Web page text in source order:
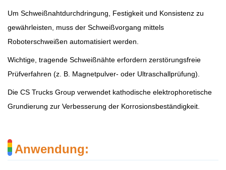
Um Schweißnahtdurchdringung, Festigkeit und Konsistenz zu
gewährleisten, muss der Schweißvorgang mittels
Roboterschweißen automatisiert werden.
Wichtige, tragende Schweißnähte erfordern zerstörungsfreie
Prüfverfahren (z. B. Magnetpulver- oder Ultraschallprüfung).
Die CS Trucks Group verwendet kathodische elektrophoretische
Grundierung zur Verbesserung der Korrosionsbeständigkeit.
Anwendung: